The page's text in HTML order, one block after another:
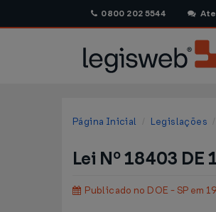
0800 202 5544
Página Inicial Legislações
Lei Nº 18403
Publicado no DOE - SP em